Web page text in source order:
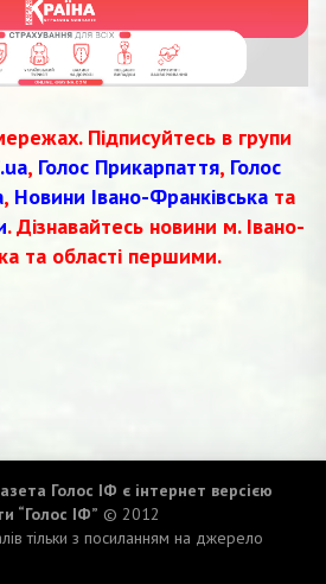
Підписуйтесь в групи
, Голос Прикарпаття, Голос
, Новини Івано-Франківськата
. Дізнавайтесь новини м. Івано-
та області першими.
Голос ІФ є інтернет версією
“Голос ІФ” © 2012
тільки з посиланням на джерело